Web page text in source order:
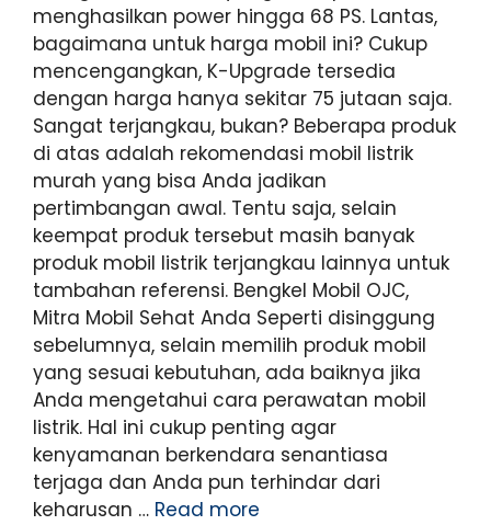
menghasilkan power hingga 68 PS. Lantas,
bagaimana untuk harga mobil ini? Cukup
mencengangkan, K-Upgrade tersedia
dengan harga hanya sekitar 75 jutaan saja.
Sangat terjangkau, bukan? Beberapa produk
di atas adalah rekomendasi mobil listrik
murah yang bisa Anda jadikan
pertimbangan awal. Tentu saja, selain
keempat produk tersebut masih banyak
produk mobil listrik terjangkau lainnya untuk
tambahan referensi. Bengkel Mobil OJC,
Mitra Mobil Sehat Anda Seperti disinggung
sebelumnya, selain memilih produk mobil
yang sesuai kebutuhan, ada baiknya jika
Anda mengetahui cara perawatan mobil
listrik. Hal ini cukup penting agar
kenyamanan berkendara senantiasa
terjaga dan Anda pun terhindar dari
keharusan … Read more